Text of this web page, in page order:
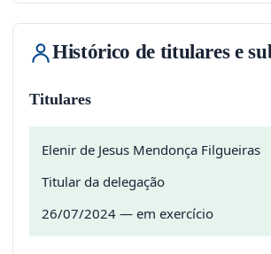
Histórico de titulares e
Titulares
Elenir de Jesus Mendonça Filgueiras
Titular da delegação
26/07/2024 — em exercício